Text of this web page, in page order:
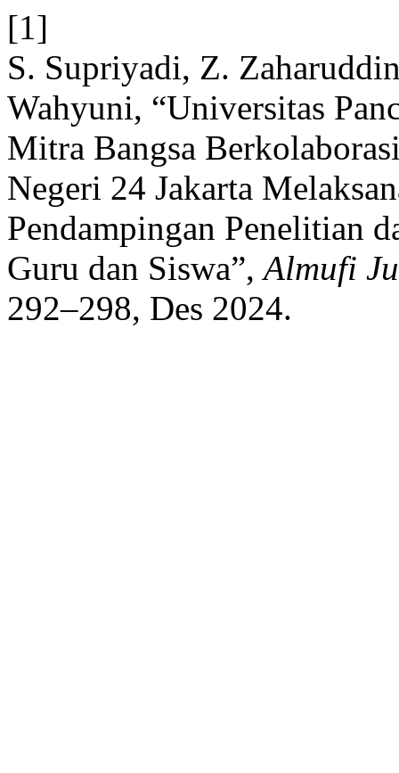
[1]
S. Supriyadi, Z.
Wahyuni, “Universitas
Mitra Bangsa
Negeri 24 Jakarta
Pendampingan Penelitian
Guru dan Siswa”,Almufi
292–298, Des 2024.